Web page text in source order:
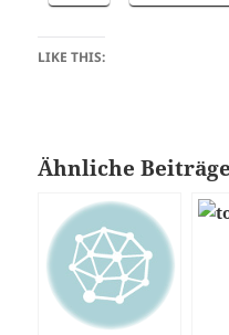
LIKE THIS:
Ähnliche